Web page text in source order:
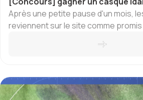
Après une petite pause d'un mois,
reviennent sur le site comme promis